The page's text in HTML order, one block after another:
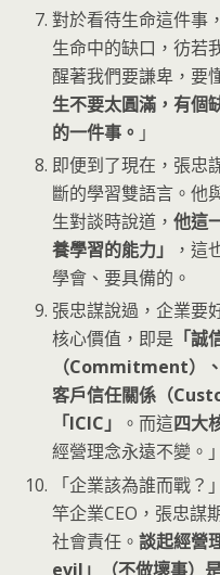
對於看待生命這件事
生命中的缺口，彷若
醒著我們要謙卑，要
生不要太圓滿，有個
的一件事。 」
即便到了現在，張忠
斷的學習雙語言。他
生對談時說道，他這
養學習的能力」
，這
學會、要具備的。
張忠謀說過，企業要
核心價值，即是 「
（Commitment）
客戶信任關係（
「ICIC」
。而這四大
經營理念永遠不變。」
「企業該為誰而戰
竿企業CEO，張忠謀
社會責任。談起經營
evil」（不做壞事）